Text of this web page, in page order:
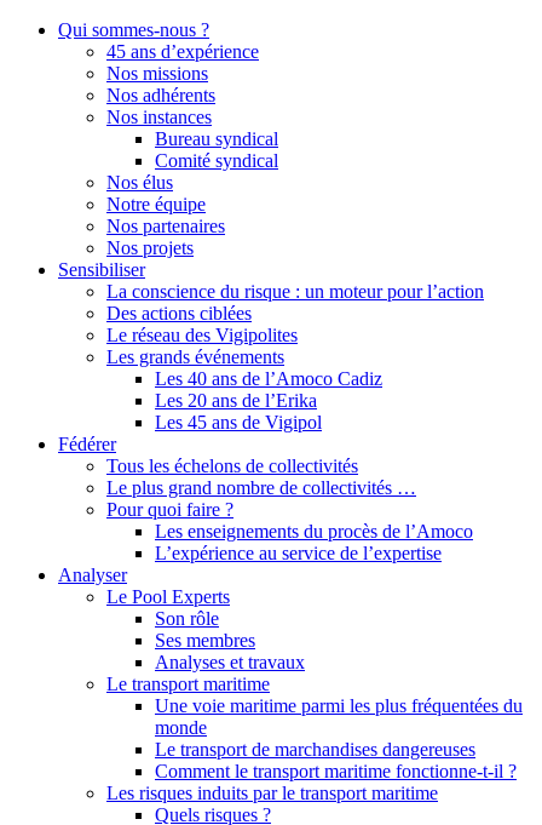
Qui sommes-nous ?
45 ans d’expérience
Nos missions
Nos adhérents
Nos instances
Bureau syndical
Comité syndical
Nos élus
Notre équipe
Nos partenaires
Nos projets
Sensibiliser
La conscience du risque : un moteur pour l’action
Des actions ciblées
Le réseau des Vigipolites
Les grands événements
Les 40 ans de l’Amoco Cadiz
Les 20 ans de l’Erika
Les 45 ans de Vigipol
Fédérer
Tous les échelons de collectivités
Le plus grand nombre de collectivités …
Pour quoi faire ?
Les enseignements du procès de l’Amoco
L’expérience au service de l’expertise
Analyser
Le Pool Experts
Son rôle
Ses membres
Analyses et travaux
Le transport maritime
Une voie maritime parmi les plus fréquentées du
monde
Le transport de marchandises dangereuses
Comment le transport maritime fonctionne-t-il ?
Les risques induits par le transport maritime
Quels risques ?